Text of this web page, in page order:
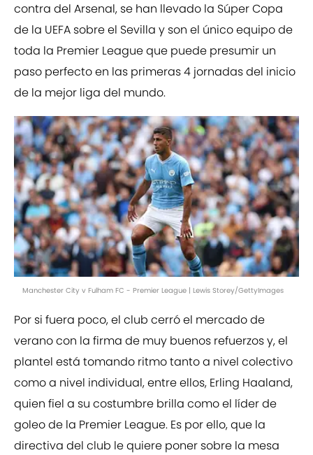
contra del Arsenal, se han llevado la Súper Copa
de la UEFA sobre el Sevilla y son el único equipo de
toda la Premier League que puede presumir un
paso perfecto en las primeras 4 jornadas del inicio
de la mejor liga del mundo.
Manchester City v Fulham FC - Premier League | Lewis Storey/GettyImages
Por si fuera poco, el club cerró el mercado de
verano con la firma de muy buenos refuerzos y, el
plantel está tomando ritmo tanto a nivel colectivo
como a nivel individual, entre ellos, Erling Haaland,
quien fiel a su costumbre brilla como el líder de
goleo de la Premier League. Es por ello, que la
directiva del club le quiere poner sobre la mesa